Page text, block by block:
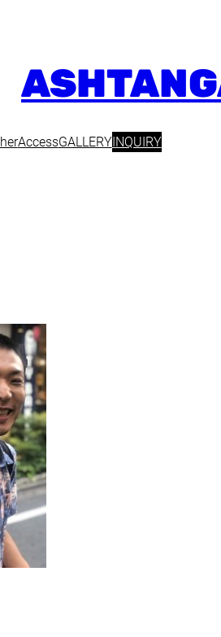
AccessGALLERYINQUIRY